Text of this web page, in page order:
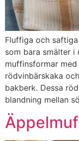
Fluffiga och
som bara smälter i
muffinsformar
rödvinbärskaka
bakberk. Dessa
blandning mellan